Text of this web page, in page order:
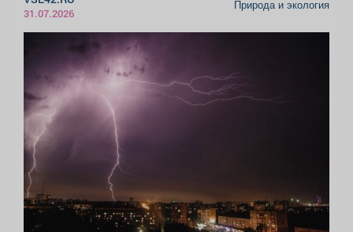
31.07.2026
Природа и экология